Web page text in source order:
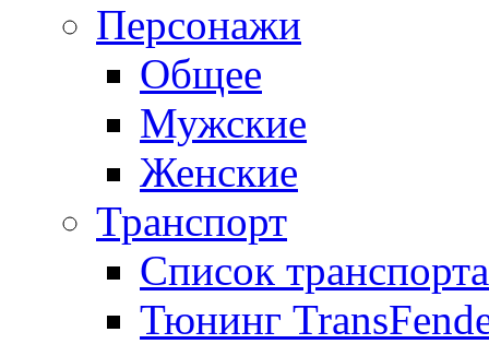
Персонажи
Общее
Мужские
Женские
Транспорт
Список транспорта
Тюнинг